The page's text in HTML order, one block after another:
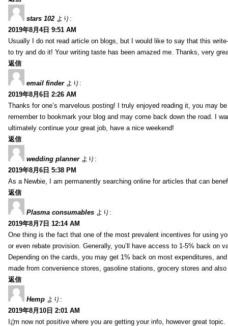
stars 102 より:
2019年8月4日 9:51 AM
Usually I do not read article on blogs, but I would like to say that this
to try and do it! Your writing taste has been amazed me. Thanks, very
返信
email finder より:
2019年8月6日 2:26 AM
Thanks for one’s marvelous posting! I truly enjoyed reading it, you may
remember to bookmark your blog and may come back down the road. I
ultimately continue your great job, have a nice weekend!
返信
wedding planner より:
2019年8月6日 5:38 PM
As a Newbie, I am permanently searching online for articles that can
返信
Plasma consumables より:
2019年8月7日 12:14 AM
One thing is the fact that one of the most prevalent incentives for using
or even rebate provision. Generally, you’ll have access to 1-5% back on
Depending on the cards, you may get 1% back on most expenditures,
made from convenience stores, gasoline stations, grocery stores and also
返信
Hemp より:
2019年8月10日 2:01 AM
I¡¦m now not positive where you are getting your info, however great